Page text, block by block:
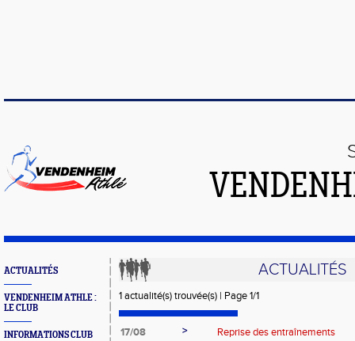
ACTUALITÉS
VENDENHEIM ATHLE :
LE CLUB
INFORMATIONS CLUB
ACTUALITÉS
1 actualité(s) trouvée(s) | Page 1/1
17/08 > Reprise des entraînements